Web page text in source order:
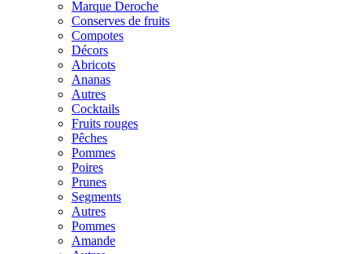
Marque Deroche
Conserves de fruits
Compotes
Décors
Abricots
Ananas
Autres
Cocktails
Fruits rouges
Pêches
Pommes
Poires
Prunes
Segments
Autres
Pommes
Amande